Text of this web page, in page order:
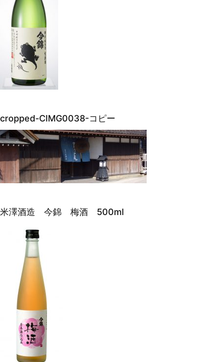
cropped-CIMG0038-コピー
米澤酒造 今錦 梅酒 500ml